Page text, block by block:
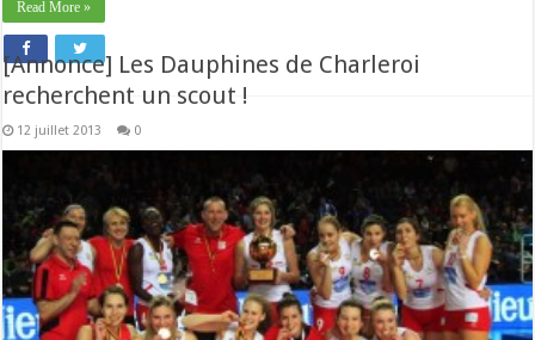
Read More »
[Annonce] Les Dauphines de Charleroi
recherchent un scout !
12 juillet 2013 0